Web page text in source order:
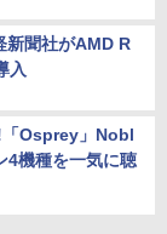
新聞社がAMD R
入
「Osprey」Nobl
4機種を一気に聴